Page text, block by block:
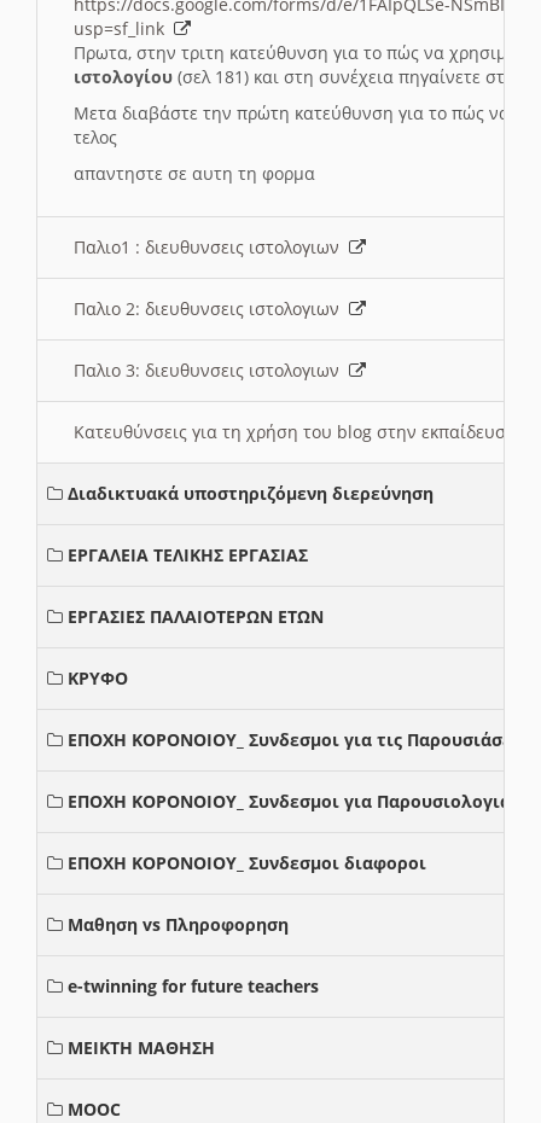
usp=sf_link
Πρωτα, στην τριτη κατεύθυνση για το πώς να
ιστολογίου (σελ 181) και στη συνέχεια πηγαίνετε στο
Μετα διαβάστε την πρώτη κατεύθυνση για το πώς να
τελος
απαντηστε σε αυτη τη φορμα
Παλιο1 : διευθυνσεις ιστολογιων
Παλιο 2: διευθυνσεις ιστολογιων
Παλιο 3: διευθυνσεις ιστολογιων
Κατευθύνσεις για τη χρήση του blog στην εκπαίδευση
Διαδικτυακά υποστηριζόμενη διερεύνηση
ΕΡΓΑΛΕΙΑ ΤΕΛΙΚΗΣ ΕΡΓΑΣΙΑΣ
ΕΡΓΑΣΙΕΣ ΠΑΛΑΙΟΤΕΡΩΝ ΕΤΩΝ
ΚΡΥΦΟ
ΕΠΟΧΗ ΚΟΡΟΝΟΙΟΥ_ Συνδεσμοι για τις Παρουσιάσεις
ΕΠΟΧΗ ΚΟΡΟΝΟΙΟΥ_ Συνδεσμοι για Παρουσιολογια
ΕΠΟΧΗ ΚΟΡΟΝΟΙΟΥ_ Συνδεσμοι διαφοροι
Μαθηση vs Πληροφορηση
e-twinning for future teachers
ΜΕΙΚΤΗ ΜΑΘΗΣΗ
MOOC